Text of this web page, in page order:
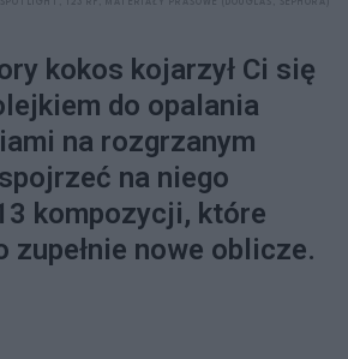
kokos kojarzył Ci się
do opalania
na rozgrzanym
na niego
kompozycji, które
zupełnie nowe oblicze.